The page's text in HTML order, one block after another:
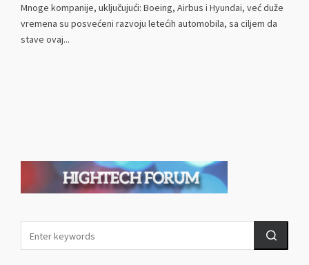
Mnoge kompanije, uključujući: Boeing, Airbus i Hyundai, već duže
vremena su posvećeni razvoju letećih automobila, sa ciljem da
stave ovaj...